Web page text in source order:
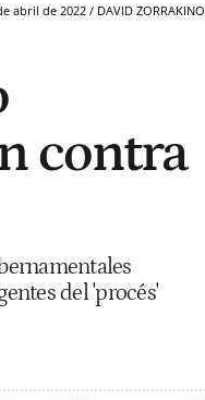
abril de 2022 / DAVID ZORRAKINO
contra
del 'procés'